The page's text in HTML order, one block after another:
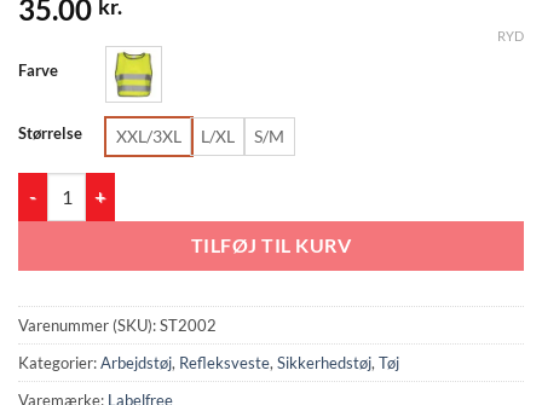
35.00 kr.
Farve
Størrelse XXL/3XL L/XL S/M
RYD
TILFØJ TIL KURV
Varenummer (SKU):ST2002
Kategorier:Arbejdstøj, Refleksveste, Sikkerhedstøj, Tøj
Varemærke: Labelfree